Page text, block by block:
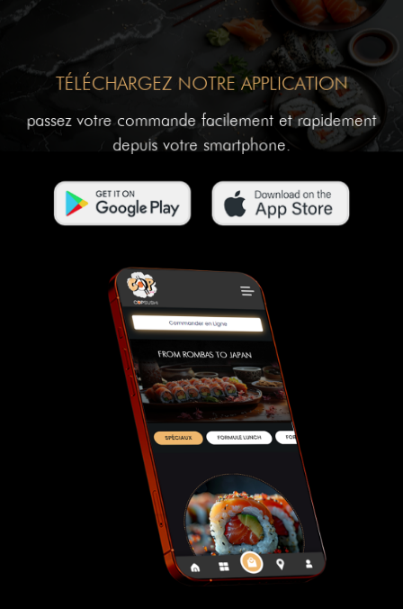
TÉLÉCHARGEZ NOTRE APPLICATION
passez votre commande facilement et rapidement
depuis votre smartphone.